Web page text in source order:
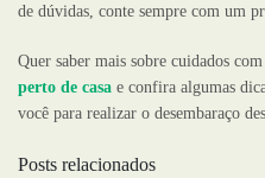
de dúvidas, conte sempre com um
Quer saber mais sobre cuidados
perto de casa e confira algumas
você para realizar o desembaraço
Posts relacionados